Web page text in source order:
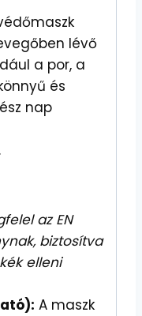
védőmaszk
lévő
a por, a
és
nap
az EN
biztosítva
elleni
A maszk